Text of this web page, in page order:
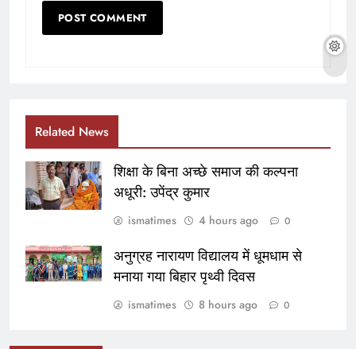
Related News
शिक्षा के बिना अच्छे समाज की कल्पना
अधूरी: उपेंद्र कुमार
ismatimes 4 hours ago 0
अनुग्रह नारायण विद्यालय में धूमधाम से
मनाया गया बिहार पृथ्वी दिवस
ismatimes 8 hours ago 0